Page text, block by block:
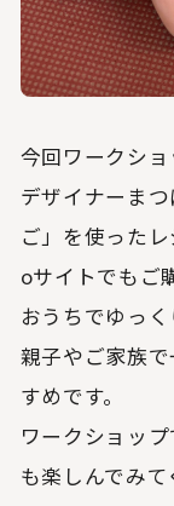
今回ワークシ
デザイナーま
ご」を使った
oサイトでもご
おうちでゆっく
親子やご家族
すめです。
ワークショッ
も楽しんでみて